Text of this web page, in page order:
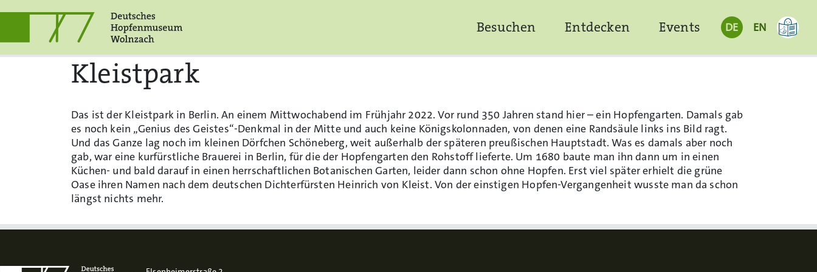
DE EN
Besuchen Entdecken Events
Kleistpark
Das ist der Kleistpark in Berlin. An einem Mittwochabend im Frühjahr 2022. Vor rund 350 Jahren stand hier – ein Hopfengarten. Damals gab
es noch kein „Genius des Geistes“-Denkmal in der Mitte und auch keine Königskolonnaden, von denen eine Randsäule links ins Bild ragt.
Und das Ganze lag noch im kleinen Dörfchen Schöneberg, weit außerhalb der späteren preußischen Hauptstadt. Was es damals aber noch
gab, war eine kurfürstliche Brauerei in Berlin, für die der Hopfengarten den Rohstoff lieferte. Um 1680 baute man ihn dann um in einen
Küchen- und bald darauf in einen herrschaftlichen Botanischen Garten, leider dann schon ohne Hopfen. Erst viel später erhielt die grüne
Oase ihren Namen nach dem deutschen Dichterfürsten Heinrich von Kleist. Von der einstigen Hopfen-Vergangenheit wusste man da schon
längst nichts mehr.